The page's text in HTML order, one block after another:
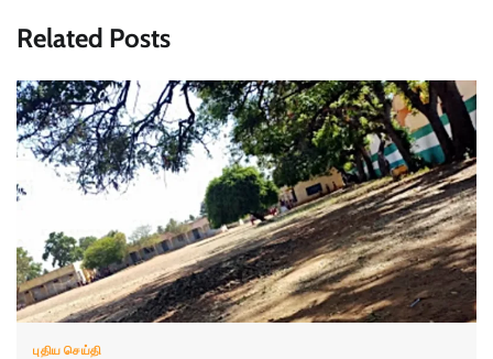
Related Posts
புதிய செய்தி